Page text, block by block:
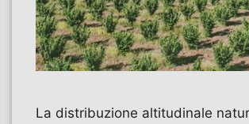
La distribuzione altitudinale